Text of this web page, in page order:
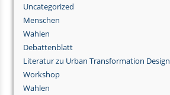
Uncategorized
Menschen
Wahlen
Debattenblatt
Literatur zu Urban Transformation Design
Workshop
Wahlen